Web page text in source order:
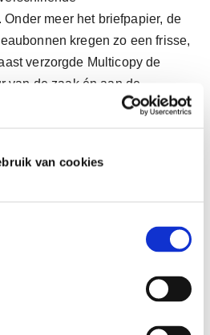
van cookies
meer het briefpapier, de
kregen zo een frisse,
verzorgde Multicopy de
van de zaak én aan de
Ook de website werd opnieuw
partner